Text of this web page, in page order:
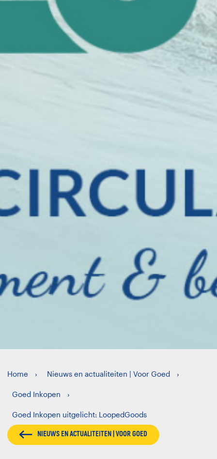
Home Nieuws en actualiteiten | Voor Goed
Goed Inkopen
Goed Inkopen uitgelicht: LoopedGoods
NIEUWS EN ACTUALITEITEN | VOOR GOED